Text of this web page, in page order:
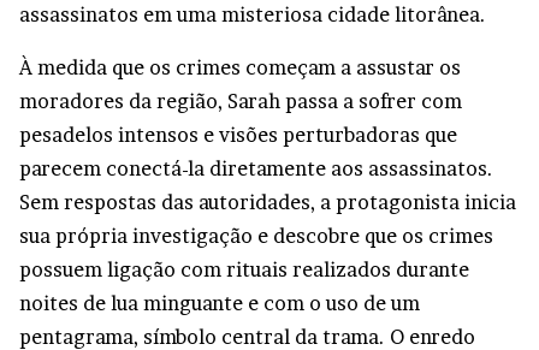
assassinatos em uma misteriosa cidade litorânea.
À medida que os crimes começam a assustar os
moradores da região, Sarah passa a sofrer com
pesadelos intensos e visões perturbadoras que
parecem conectá-la diretamente aos assassinatos.
Sem respostas das autoridades, a protagonista inicia
sua própria investigação e descobre que os crimes
possuem ligação com rituais realizados durante
noites de lua minguante e com o uso de um
pentagrama, símbolo central da trama. O enredo